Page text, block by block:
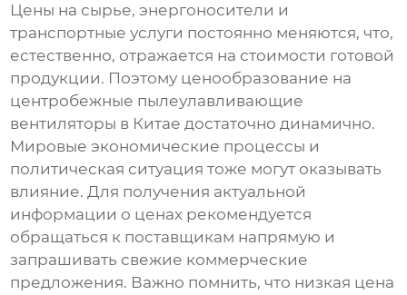
Цены на сырье, энергоносители и
транспортные услуги постоянно меняются, что,
естественно, отражается на стоимости готовой
продукции. Поэтому ценообразование на
центробежные пылеулавливающие
вентиляторы в Китае достаточно динамично.
Мировые экономические процессы и
политическая ситуация тоже могут оказывать
влияние. Для получения актуальной
информации о ценах рекомендуется
обращаться к поставщикам напрямую и
запрашивать свежие коммерческие
предложения. Важно помнить, что низкая цена